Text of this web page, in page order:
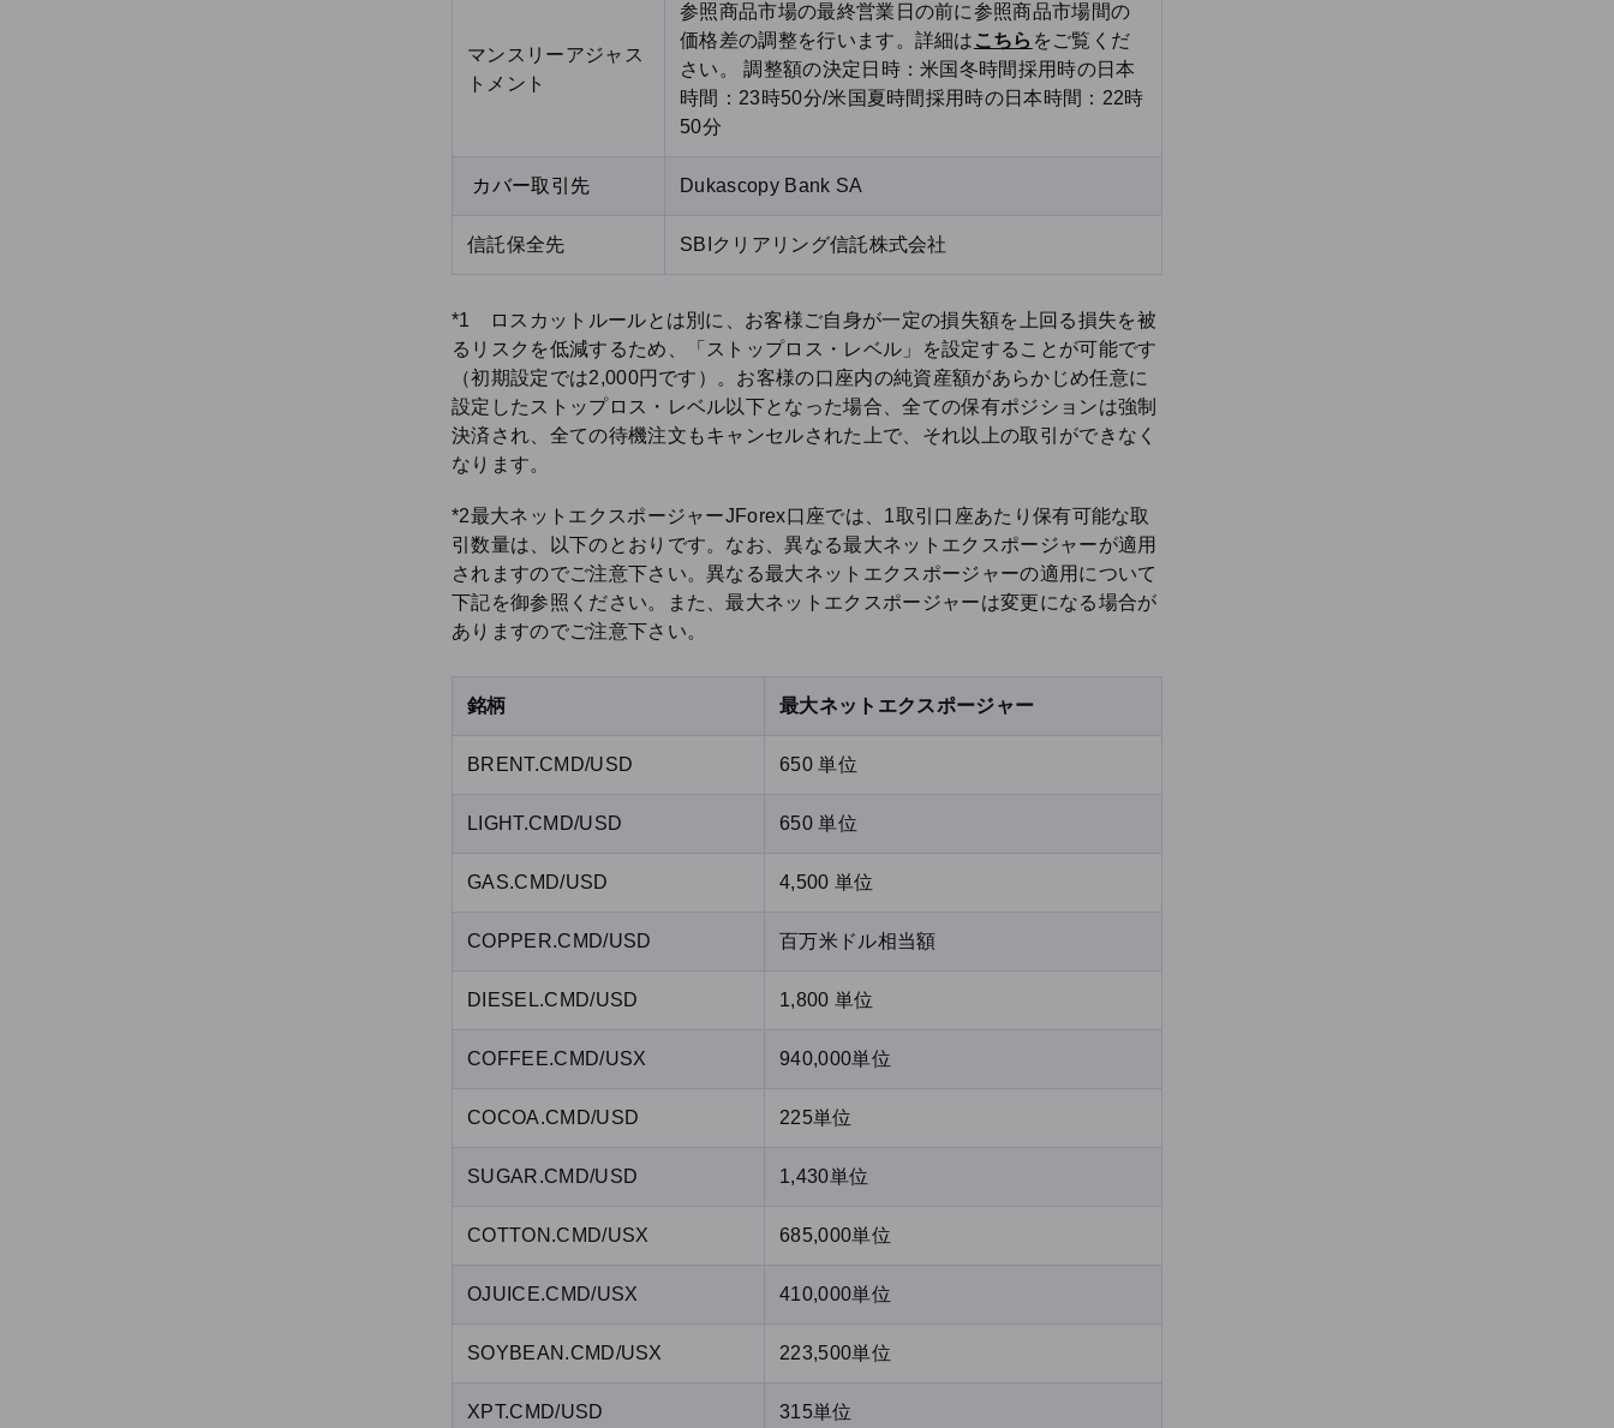
マンスリーアジャス
トメント
参照商品市場の最終営業日の前に参照商品市場間の
価格差の調整を行います。詳細は こちら をご覧くだ
さい。 調整額の決定日時：米国冬時間採用時の日本
時間：23時50分/米国夏時間採用時の日本時間：22時
50分
カバー取引先 Dukascopy Bank SA
信託保全先 SBIクリアリング信託株式会社
*1 ロスカットルールとは別に、お客様ご自身が一定の損失額を上回る損失を被
るリスクを低減するため、「ストップロス・レベル」を設定することが可能です
（初期設定では2,000円です）。お客様の口座内の純資産額があらかじめ任意に
設定したストップロス・レベル以下となった場合、全ての保有ポジションは強制
決済され、全ての待機注文もキャンセルされた上で、それ以上の取引ができなく
なります。
*2最大ネットエクスポージャーJForex口座では、1取引口座あたり保有可能な取
引数量は、以下のとおりです。なお、異なる最大ネットエクスポージャーが適用
されますのでご注意下さい。異なる最大ネットエクスポージャーの適用について
下記を御参照ください。また、最大ネットエクスポージャーは変更になる場合が
ありますのでご注意下さい。
銘柄 最大ネットエクスポージャー
BRENT.CMD/USD 650 単位
LIGHT.CMD/USD 650 単位
GAS.CMD/USD 4,500 単位
COPPER.CMD/USD 百万米ドル相当額
DIESEL.CMD/USD 1,800 単位
COFFEE.CMD/USX 940,000単位
COCOA.CMD/USD 225単位
SUGAR.CMD/USD 1,430単位
COTTON.CMD/USX 685,000単位
OJUICE.CMD/USX 410,000単位
SOYBEAN.CMD/USX 223,500単位
XPT.CMD/USD 315単位